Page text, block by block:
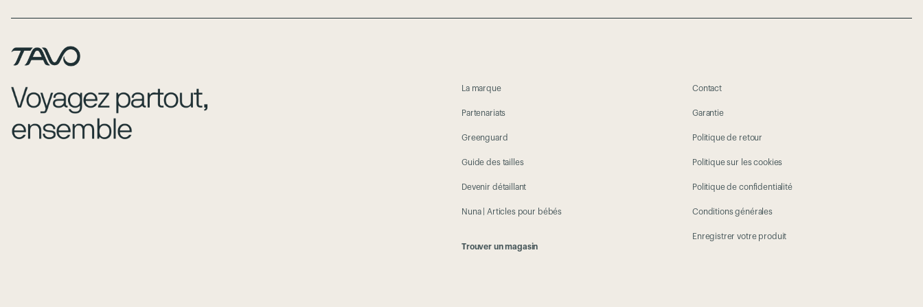
Page Footer
La marque
Partenariats
Greenguard
Guide des tailles
Devenir détaillant
Nuna | Articles pour bébés
Trouver un magasin
Contact
Garantie
Politique de retour
Politique sur les cookies
Politique de confidentialité
Conditions générales
Enregistrer votre produit